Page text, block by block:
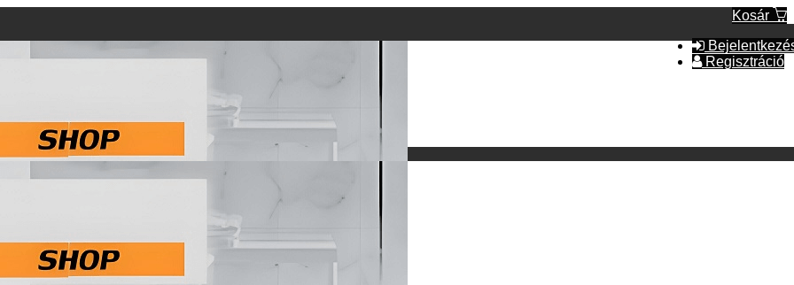
Kosár
Regisztráció